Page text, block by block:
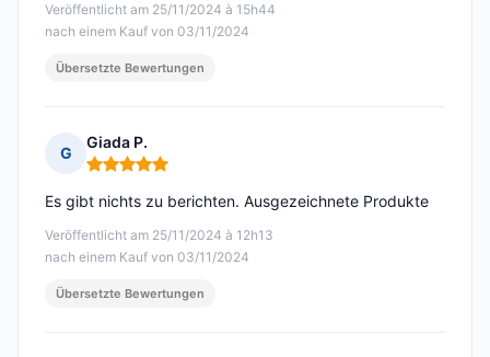
Veröffentlicht am 25/11/2024 à 15h44
nach einem Kauf von 03/11/2024
Übersetzte Bewertungen
G
Giada P.
Hinweis: 5 von 5
Veröffentlicht am 25/11/2024 à 12h13
nach einem Kauf von 03/11/2024
Es gibt nichts zu berichten. Ausgezeichnete Produkte
Übersetzte Bewertungen